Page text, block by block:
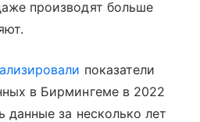
производят больше
показатели
в Бирмингеме в 2022
данные за несколько лет